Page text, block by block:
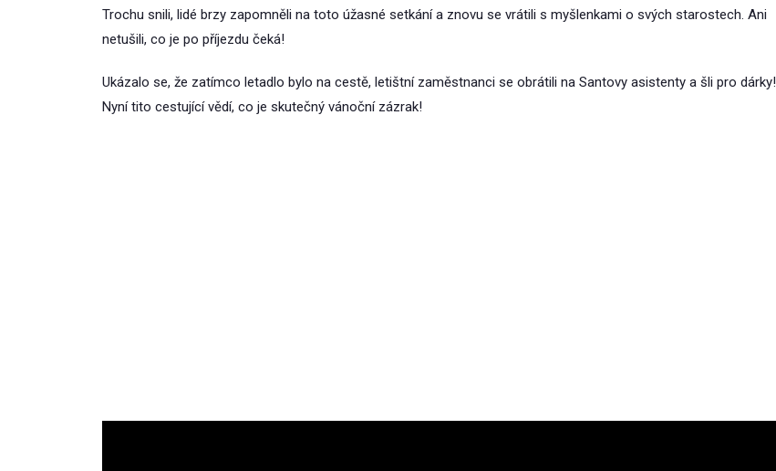
Trochu snili, lidé brzy zapomněli na toto úžasné setkání a znovu se vrátili s myšlenkami o svých starostech. Ani
netušili, co je po příjezdu čeká!
Ukázalo se, že zatímco letadlo bylo na cestě, letištní zaměstnanci se obrátili na Santovy asistenty a šli pro dárky!
Nyní tito cestující vědí, co je skutečný vánoční zázrak!